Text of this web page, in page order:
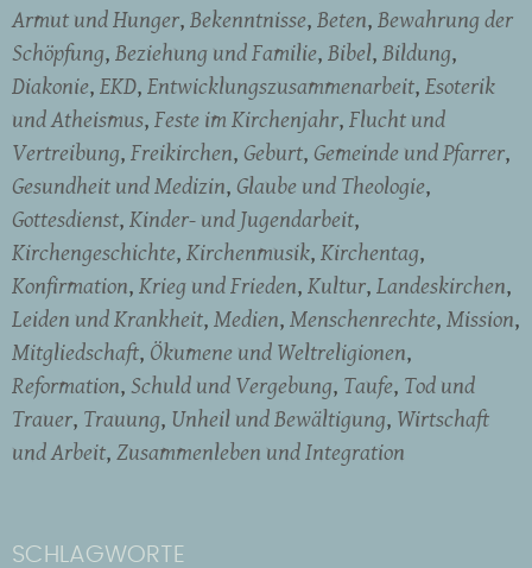
Armut und Hunger Bekenntnisse Beten Bewahrung der
Schöpfung Beziehung und Familie Bibel Bildung
Diakonie EKD Entwicklungszusammenarbeit Esoterik
und Atheismus Feste im Kirchenjahr Flucht und
Vertreibung Freikirchen Geburt Gemeinde und Pfarrer
Gesundheit und Medizin Glaube und Theologie
Gottesdienst Kinder- und Jugendarbeit
Kirchengeschichte Kirchenmusik Kirchentag
Konfirmation Krieg und Frieden Kultur Landeskirchen
Leiden und Krankheit Medien Menschenrechte Mission
Mitgliedschaft Ökumene und Weltreligionen
Reformation Schuld und Vergebung Taufe Tod und
Trauer Trauung Unheil und Bewältigung Wirtschaft
und Arbeit Zusammenleben und Integration
SCHLAGWORTE